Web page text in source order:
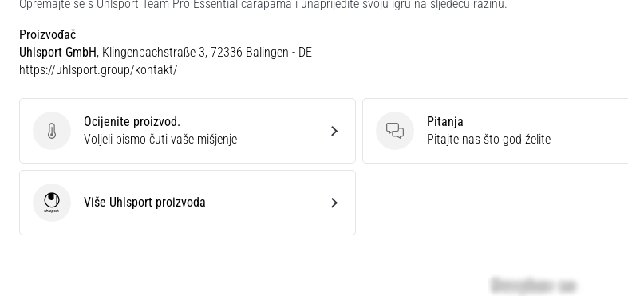
Opremajte se s Uhlsport Team Pro Essential čarapama i unaprijedite svoju igru na sljedeću razinu.
Proizvođač
Uhlsport GmbH, Klingenbachstraße 3, 72336 Balingen - DE
https://uhlsport.group/kontakt/
Ocijenite proizvod.
Ocijenite proizvod.
Voljeli bismo čuti vaše mišjenje
Pitanja
Pitanja
Pitajte nas što god želite
UhlsportViše Uhlsport proizvoda